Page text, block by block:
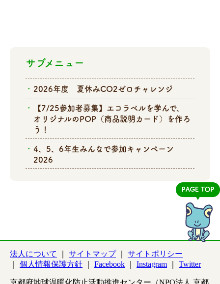
サブメニュー
2026年度 夏休みCO2ゼロチャレンジ
【7/25参加者募集】エコラベルを学んで、
オリジナルのPOP（商品説明カード）を作ろ
う！
4、5、6年生みんなで参加キャンペーン
2026
法人について サイトマップ
サイトポリシー
個人情報保護方針
Facebook Instagram Twitter
京都府地球温暖化防止活動推進センター（NPO法人 京都